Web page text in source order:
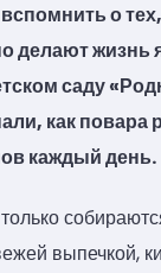
о
делают жизнь
саду
как повара
каждый день.
выпечкой,